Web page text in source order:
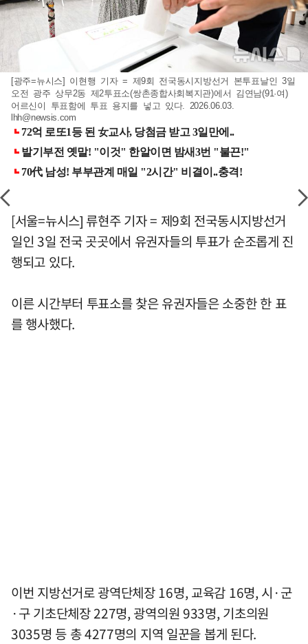
[광주=뉴시스] 이현행 기자 = 제9회 전국동시지방선거 본투표날인 3일
오전 광주 상무2동 제2투표소(쌍촌종합사회복지관)에서 김연남(91·여)
어르신이 투표함에 투표 용지를 넣고 있다. 2026.06.03.
lhh@newsis.com
[서울=뉴시스] 류현주 기자 = 제9회 전국동시지방선거
일인 3일 전국 곳곳에서 유권자들의 투표가 순조롭게 진
행되고 있다.
이른 시간부터 투표소를 찾은 유권자들은 소중한 한 표
를 행사했다.
이번 지방선거로 광역단체장 16명, 교육감 16명, 시·군
·구 기초단체장 227명, 광역의원 933명, 기초의원
3035명 등 총 4277명의 지역 일꾼을 봅게 된다.